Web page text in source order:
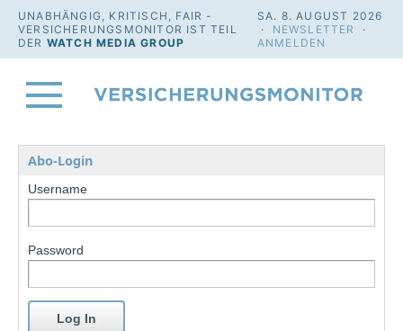
UNABHÄNGIG, KRITISCH, FAIR -
VERSICHERUNGSMONITOR IST TEIL
DER WATCH MEDIA GROUP
SA. 8. AUGUST 2026
· NEWSLETTER
·
ANMELDEN
Abo-Login
Username
Password